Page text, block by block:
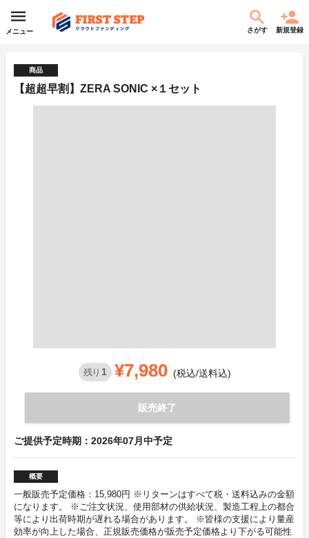
メニュー さがす 新規登録
商品
【超超早割】ZERA SONIC ×１セット
残り 1 ¥7,980 (税込/送料込)
販売終了
ご提供予定時期：2026年07月中予定
概要
一般販売予定価格：15,980円 ※リターンはすべて税・送料込みの金額
になります。 ※ご注文状況、使用部材の供給状況、製造工程上の都合
等により出荷時期が遅れる場合があります。 ※皆様の支援により量産
効率が向上した場合、正規販売価格が販売予定価格より下がる可能性